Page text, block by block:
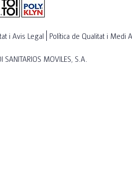
SANITARIOS MOVILES, S.A.
i Avis Legal Política de Qualitat i Medi